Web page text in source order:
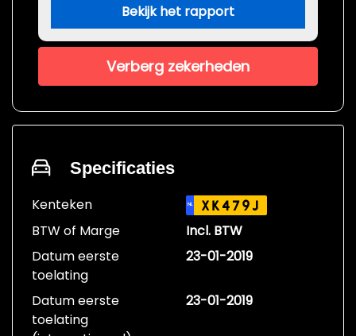
Bekijk het rapport
Verberg zekerheden
Specificaties
Kenteken NL XK479J
BTW of Marge
Incl. BTW
Datum eerste
toelating
23-01-2019
Datum eerste
toelating
23-01-2019